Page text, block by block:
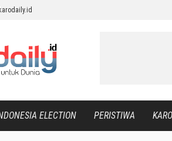
ELECTION PERISTIWA